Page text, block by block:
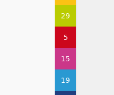
29
5
15
19